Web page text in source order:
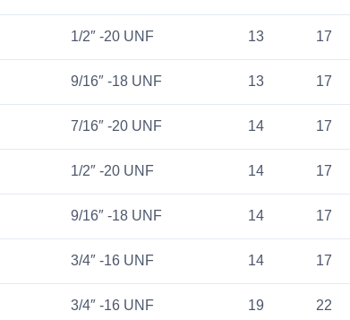
1/2″ -20 UNF 13 17
9/16″ -18 UNF 13 17
7/16″ -20 UNF 14 17
1/2″ -20 UNF 14 17
9/16″ -18 UNF 14 17
3/4″ -16 UNF 14 17
3/4″ -16 UNF 19 22